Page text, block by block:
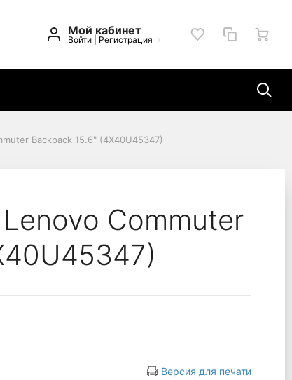
Мой кабинет
Войти| Регистрация
(4X40U45347)
Backpack 15.6" (4X40U45347)
Commuter
Версия для печати